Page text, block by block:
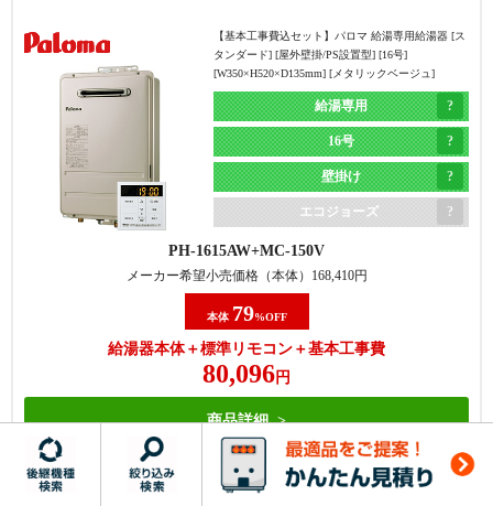
エコジョーズ
RUX-E1616G(A) MC-145V(A)
メーカー希望小売価格（本体）239,800円
本体 60%OFF
給湯器本体＋標準リモコン＋基本工事費
商品詳細
ョーズ] [屋外据置型] [20号] [オート] [給水・給湯接続
20A] [W534×H670×D240mm] [メタリックベージュ]
20号
据置き
現在と同じ
浴槽隣接タイプ
・機器の交換のみで完了する
・商品ラインナップはエコジョ
浴槽隣接タイプ
(2つ穴)から
据置タイプ(1つ穴)
に交換
・機器の交換+1つ穴への交換用
【基本工事費込セット】
パロマ 給湯専用給湯器 [ス
タンダード] [屋外壁掛/PS設置型] [16号]
[W350×H520×D135mm] [メタリックベージュ]
給湯専用
16号
壁掛け
エコジョーズ
PH-1615AW MC-150V
メーカー希望小売価格（本体） 168,410円
本体 79%OFF
給湯器本体＋標準リモコン＋基本工事費
80,096 円
商品詳細